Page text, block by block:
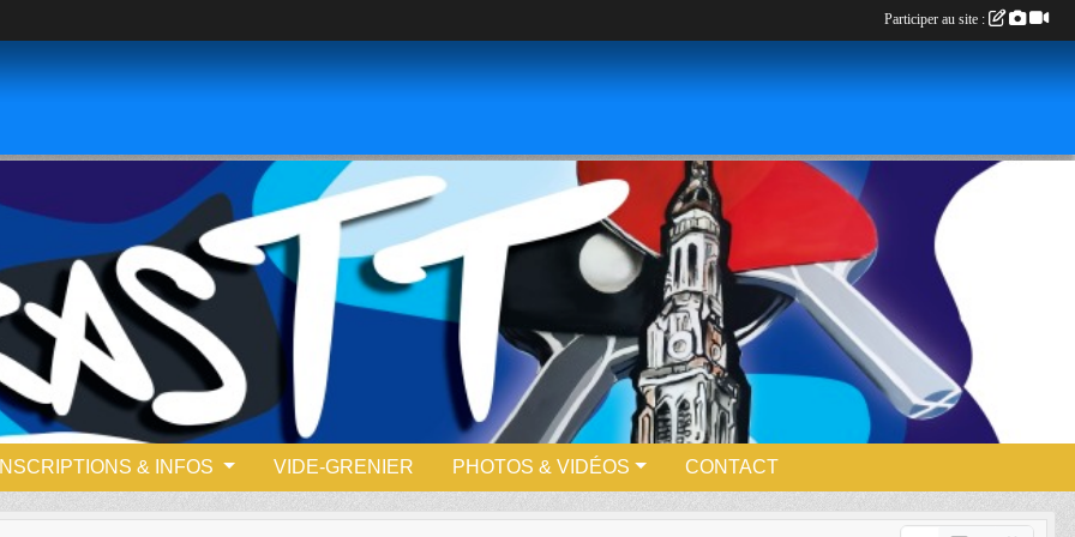
INSCRIPTIONS & INFOS VIDE-GRENIER PHOTOS & VIDÉOS CONTACT
Participer au site :